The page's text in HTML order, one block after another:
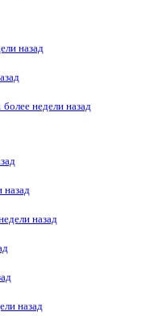
назад
более недели назад
назад
назад
назад